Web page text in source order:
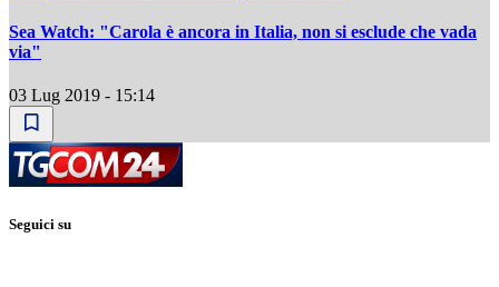
Sea Watch: "Carola è ancora in Italia, non si esclude che vada
via"
03 Lug 2019 - 15:14
Seguici su